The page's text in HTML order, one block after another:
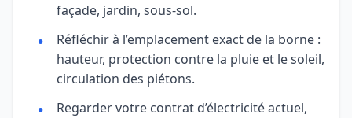
façade, jardin, sous-sol.
Réfléchir à l’emplacement exact de la borne :
hauteur, protection contre la pluie et le soleil,
circulation des piétons.
Regarder votre contrat d’électricité actuel,